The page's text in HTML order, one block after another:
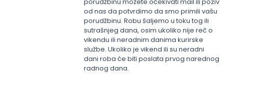
porudžbinu možete očekivati mail ili poziv
od nas da potvrdimo da smo primili vašu
porudžbinu. Robu šaljemo u toku tog ili
sutrašnjeg dana, osim ukoliko nije reč o
vikendu ili neradnim danima kurirske
službe. Ukoliko je vikend ili su neradni
dani roba će biti poslata prvog narednog
radnog dana.